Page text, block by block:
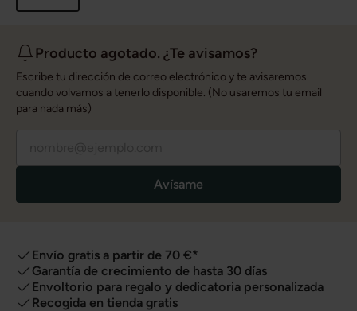
Producto agotado. ¿Te avisamos?
Escribe tu dirección de correo electrónico y te avisaremos
cuando volvamos a tenerlo disponible. (No usaremos tu email
para nada más)
Avísame
Envío gratis a partir de 70 €*
Garantía de crecimiento de hasta 30 días
Envoltorio para regalo y dedicatoria personalizada
Recogida en tienda gratis